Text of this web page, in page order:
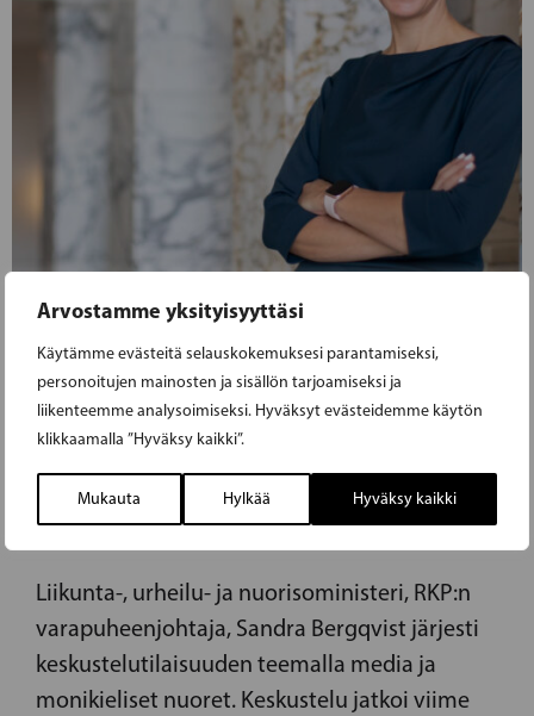
Arvostamme yksityisyyttäsi
Käytämme evästeitä selauskokemuksesi parantamiseksi,
personoitujen mainosten ja sisällön tarjoamiseksi ja
liikenteemme analysoimiseksi. Hyväksyt evästeidemme käytön
klikkaamalla ”Hyväksy kaikki”.
Mukauta Hylkää Hyväksy kaikki
24.01.2025
MINISTERI BERGQVIST: JOKAISEN
NUOREN ÄÄNI PITÄÄ KUULUA
YHTEISKUNTAKESKUSTELUSSA!
Liikunta-, urheilu- ja nuorisoministeri, RKP:n
varapuheenjohtaja, Sandra Bergqvist järjesti
keskustelutilaisuuden teemalla media ja
monikieliset nuoret. Keskustelu jatkoi viime